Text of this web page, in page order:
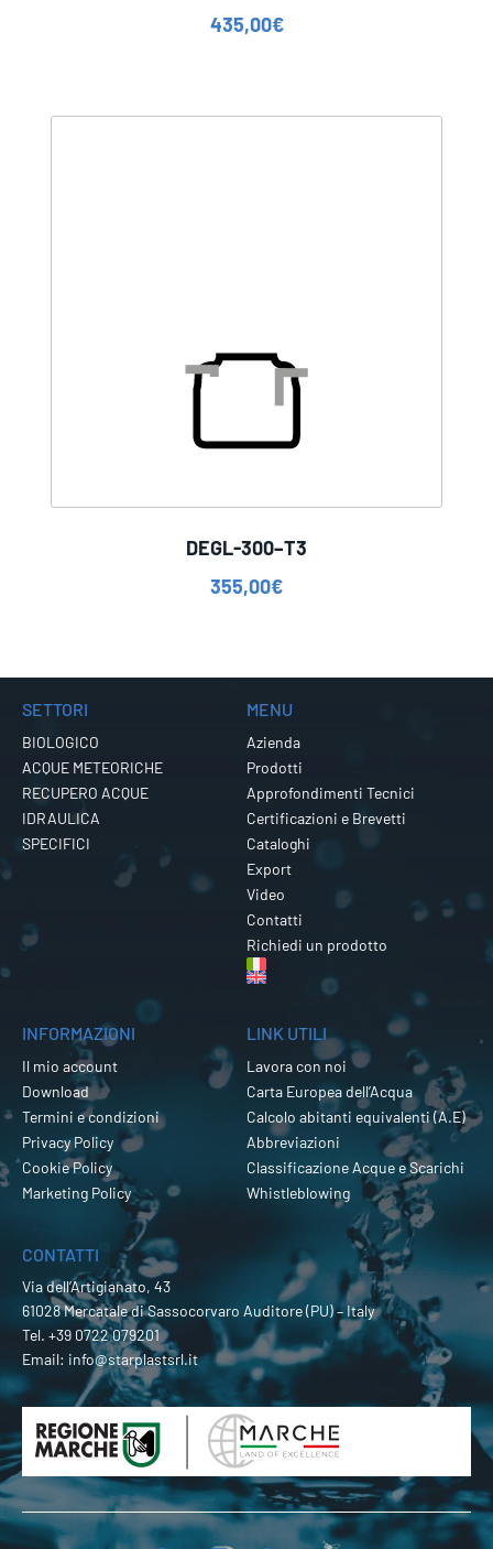
435,00€
DEGL-300–T3
355,00€
SETTORI
BIOLOGICO
ACQUE METEORICHE
RECUPERO ACQUE
IDRAULICA
SPECIFICI
MENU
Azienda
Prodotti
Approfondimenti Tecnici
Certificazioni e Brevetti
Cataloghi
Export
Video
Contatti
Richiedi un prodotto
INFORMAZIONI
Il mio account
Download
Termini e condizioni
Privacy Policy
Cookie Policy
Marketing Policy
LINK UTILI
Lavora con noi
Carta Europea dell’Acqua
Calcolo abitanti equivalenti (A.E)
Abbreviazioni
Classificazione Acque e Scarichi
Whistleblowing
CONTATTI
Via dell’Artigianato, 43
61028 Mercatale di Sassocorvaro Auditore (PU) – Italy
Tel. +39 0722 079201
Email: info@starplastsrl.it